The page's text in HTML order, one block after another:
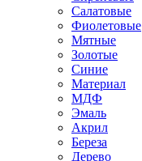
Салатовые
Фиолетовые
Мятные
Золотые
Синие
Материал
МДФ
Эмаль
Акрил
Береза
Дерево